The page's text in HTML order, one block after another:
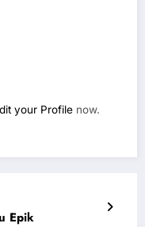
your Profile now.
Epik